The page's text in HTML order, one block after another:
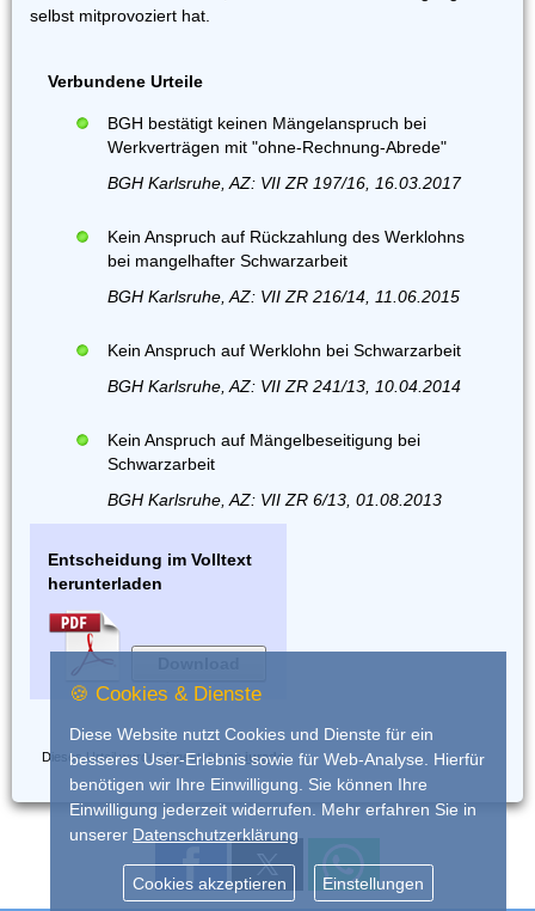
selbst mitprovoziert hat.
Verbundene Urteile
BGH bestätigt keinen Mängelanspruch bei
Werkverträgen mit "ohne-Rechnung-Abrede"
BGH Karlsruhe, AZ: VII ZR 197/16, 16.03.2017
Kein Anspruch auf Rückzahlung des Werklohns
bei mangelhafter Schwarzarbeit
BGH Karlsruhe, AZ: VII ZR 216/14, 11.06.2015
Kein Anspruch auf Werklohn bei Schwarzarbeit
BGH Karlsruhe, AZ: VII ZR 241/13, 10.04.2014
Kein Anspruch auf Mängelbeseitigung bei
Schwarzarbeit
BGH Karlsruhe, AZ: VII ZR 6/13, 01.08.2013
Entscheidung im Volltext
herunterladen
Dieses Urteil wurde eingestellt voniurado
🍪 Cookies & Dienste
Diese Website nutzt Cookies und Dienste für ein
besseres User-Erlebnis sowie für Web-Analyse. Hierfür
benötigen wir Ihre Einwilligung. Sie können Ihre
Einwilligung jederzeit widerrufen. Mehr erfahren Sie in
unserer Datenschutzerklärung
Cookies akzeptieren Einstellungen